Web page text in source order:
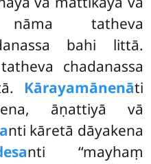
tatheva
bahi littā.
chadanassa
Kārayamānenāti
āṇattiyā vā
nti kāretā dāyakena
nti ‘‘mayhaṃ